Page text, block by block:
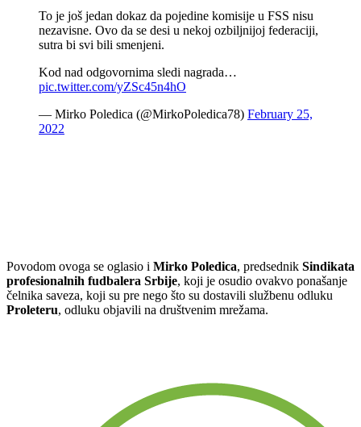
To je još jedan dokaz da pojedine komisije u FSS nisu
nezavisne. Ovo da se desi u nekoj ozbiljnijoj federaciji,
sutra bi svi bili smenjeni.
Kod nad odgovornima sledi nagrada…
pic.twitter.com/yZSc45n4hO
— Mirko Poledica (@MirkoPoledica78) February 25,
2022
Povodom ovoga se oglasio i Mirko Poledica, predsednik Sindikata
profesionalnih fudbalera Srbije, koji je osudio ovakvo ponašanje
čelnika saveza, koji su pre nego što su dostavili službenu odluku
Proleteru, odluku objavili na društvenim mrežama.